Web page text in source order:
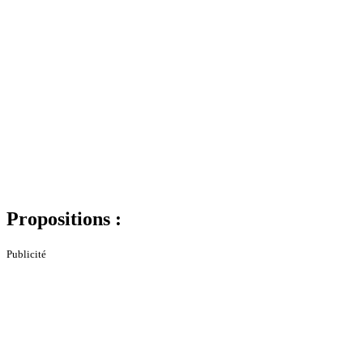
Propositions :
Publicité